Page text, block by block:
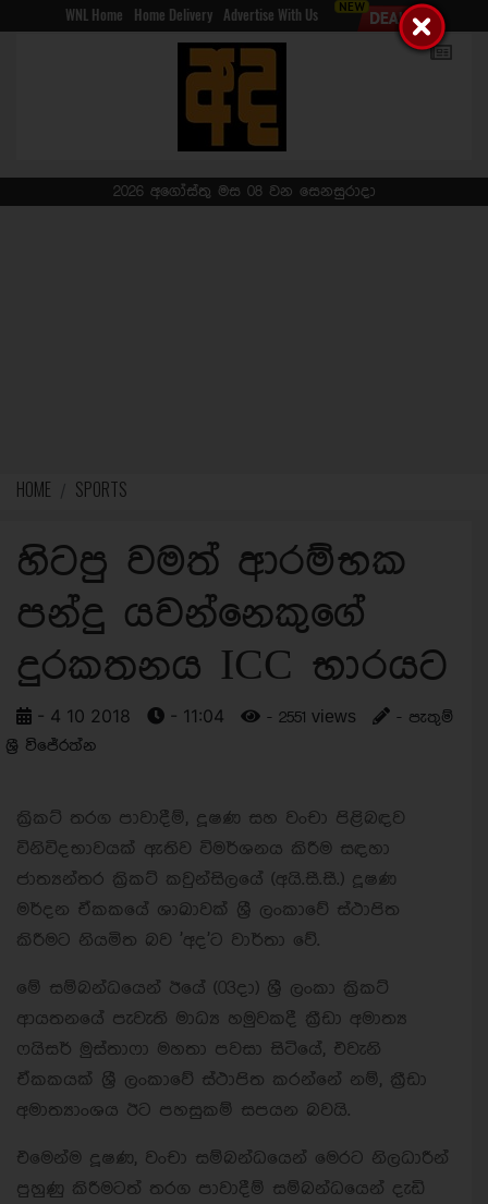
WNL Home Home Delivery Advertise With Us
2026 අගෝස්තු මස 08 වන සෙනසුරාදා
HOME SPORTS
හිටපු වමත් ආරම්භක
පන්දු යවන්නෙකුගේ
දුරකතනය ICC භාරයට
- 4 10 2018 - 11:04 - 2551 views
- පැතුම්
ශ්‍රී විජේරත්න
ක්‍රිකට් තරග පාවාදීම්, දූෂණ සහ වංචා පිළිබඳව
විනිවිදභාවයක් ඇතිව විමර්ශනය කිරීම සඳහා
ජාත්‍යන්තර ක්‍රිකට් කවුන්සිලයේ (අයි.සී.සී.) දූෂණ
මර්දන ඒකකයේ ශාඛාවක් ශ්‍රී ලංකාවේ ස්ථාපිත
කිරීමට නියමිත බව 'අද'ට වාර්තා වේ.
මේ සම්බන්ධයෙන් ඊයේ (03දා) ශ්‍රී ලංකා ක්‍රිකට්
ආයතනයේ පැවැති මාධ්‍ය හමුවකදී ක්‍රීඩා අමාත්‍ය
ෆයිසර් මුස්තාෆා මහතා පවසා සිටියේ, එවැනි
ඒකකයක් ශ්‍රී ලංකාවේ ස්ථාපිත කරන්නේ නම්, ක්‍රීඩා
අමාත්‍යාංශය ඊට පහසුකම් සපයන බවයි.
එමෙන්ම දූෂණ, වංචා සම්බන්ධයෙන් මෙරට නිලධාරීන්
පුහුණු කිරීමටත් තරග පාවාදීම් සම්බන්ධයෙන් දැඩි